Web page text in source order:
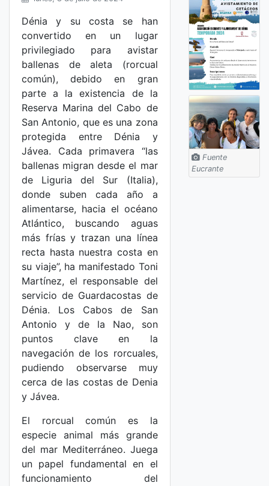
Dénia y su costa se han
convertido en un lugar
privilegiado para avistar
ballenas de aleta (rorcual
común), debido en gran
parte a la existencia de la
Reserva Marina del Cabo de
San Antonio, que es una zona
protegida entre Dénia y
Jávea. Cada primavera “las
ballenas migran desde el mar
de Liguria del Sur (Italia),
donde suben cada año a
alimentarse, hacia el océano
Atlántico, buscando aguas
más frías y trazan una línea
recta hasta nuestra costa en
su viaje”, ha manifestado Toni
Martínez, el responsable del
servicio de Guardacostas de
Dénia. Los Cabos de San
Antonio y de la Nao, son
puntos clave en la
navegación de los rorcuales,
pudiendo observarse muy
cerca de las costas de Denia
y Jávea.
El rorcual común es la
especie animal más grande
del mar Mediterráneo. Juega
un papel fundamental en el
funcionamiento del
Fuente
Eucrante